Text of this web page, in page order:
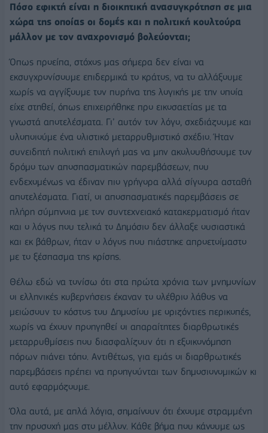
Πόσο εφικτή είναι η διοικητική ανασυγκρότηση σε μια
χώρα της οποίας οι δομές και η πολιτική κουλτούρα
μάλλον με τον αναχρονισμό βολεύονται;
Όπως προείπα, στόχος μας σήμερα δεν είναι να
εκσυγχρονίσουμε επιδερμικά το κράτος, να το αλλάξουμε
χωρίς να αγγίξουμε τον πυρήνα της λογικής με την οποία
είχε στηθεί, όπως επιχειρήθηκε προ εικοσαετίας με τα
γνωστά αποτελέσματα. Γι’ αυτόν τον λόγο, σχεδιάζουμε και
υλοποιούμε ένα ολιστικό μεταρρυθμιστικό σχέδιο. Ήταν
συνειδητή πολιτική επιλογή μας να μην ακολουθήσουμε τον
δρόμο των αποσπασματικών παρεμβάσεων, που
ενδεχομένως να έδιναν πιο γρήγορα αλλά σίγουρα ασταθή
αποτελέσματα. Γιατί, οι αποσπασματικές παρεμβάσεις σε
πλήρη σύμπνοια με τον συντεχνειακό κατακερματισμό ήταν
και ο λόγος που τελικά το Δημόσιο δεν άλλαξε ουσιαστικά
και εκ βάθρων, ήταν ο λόγος που πιάστηκε απροετοίμαστο
με το ξέσπασμα της κρίσης.
Θέλω εδώ να τονίσω ότι στα πρώτα χρόνια των μνημονίων
οι ελληνικές κυβερνήσεις έκαναν το ολέθριο λάθος να
μειώσουν το κόστος του Δημοσίου με οριζόντιες περικοπές,
χωρίς να έχουν προηγηθεί οι απαραίτητες διαρθρωτικές
μεταρρυθμίσεις που διασφαλίζουν ότι η εξοικονόμηση
πόρων πιάνει τόπο. Αντιθέτως, για εμάς οι διαρθρωτικές
παρεμβάσεις πρέπει να προηγούνται των δημοσιονομικών κι
αυτό εφαρμόζουμε.
Όλα αυτά, με απλά λόγια, σημαίνουν ότι έχουμε στραμμένη
την προσοχή μας στο μέλλον. Κάθε βήμα που κάνουμε ως